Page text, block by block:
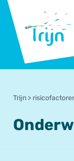
Trijn
Trijn >